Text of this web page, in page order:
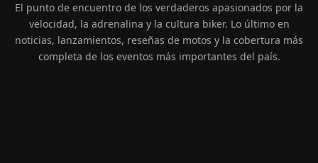
El punto de encuentro de los verdaderos apasionados por la
velocidad, la adrenalina y la cultura biker. Lo último en
noticias, lanzamientos, reseñas de motos y la cobertura más
completa de los eventos más importantes del país.